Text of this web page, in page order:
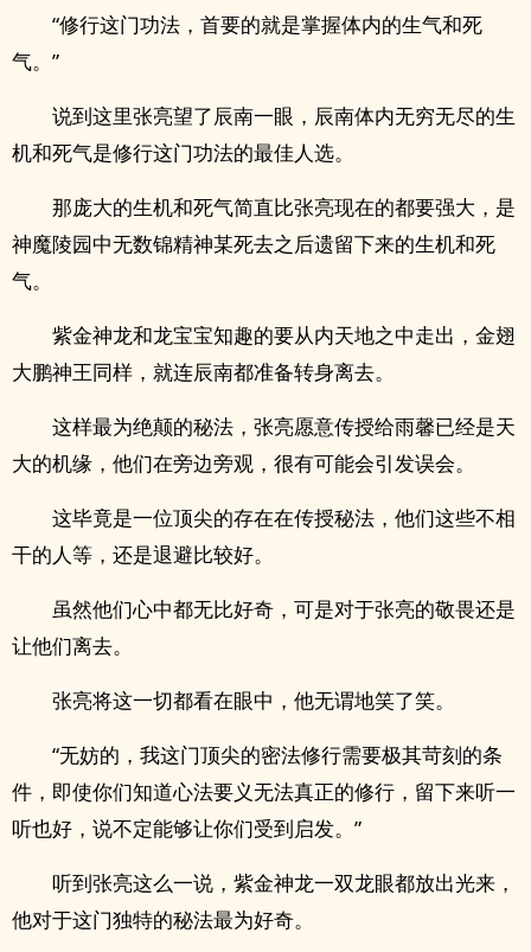
“修行这门功法，首要的就是掌握体内的生气和死
气。”
说到这里张亮望了辰南一眼，辰南体内无穷无尽的生
机和死气是修行这门功法的最佳人选。
那庞大的生机和死气简直比张亮现在的都要强大，是
神魔陵园中无数锦精神某死去之后遗留下来的生机和死
气。
紫金神龙和龙宝宝知趣的要从内天地之中走出，金翅
大鹏神王同样，就连辰南都准备转身离去。
这样最为绝颠的秘法，张亮愿意传授给雨馨已经是天
大的机缘，他们在旁边旁观，很有可能会引发误会。
这毕竟是一位顶尖的存在在传授秘法，他们这些不相
干的人等，还是退避比较好。
虽然他们心中都无比好奇，可是对于张亮的敬畏还是
让他们离去。
张亮将这一切都看在眼中，他无谓地笑了笑。
“无妨的，我这门顶尖的密法修行需要极其苛刻的条
件，即使你们知道心法要义无法真正的修行，留下来听一
听也好，说不定能够让你们受到启发。”
听到张亮这么一说，紫金神龙一双龙眼都放出光来，
他对于这门独特的秘法最为好奇。